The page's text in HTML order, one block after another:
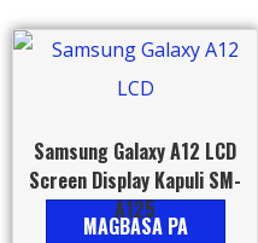
Samsung Galaxy A12 LCD
Screen Display Kapuli SM-
A125
MAGBASA PA